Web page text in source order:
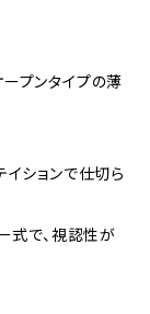
プンタイプの薄
ションで仕切ら
式で、視認性が